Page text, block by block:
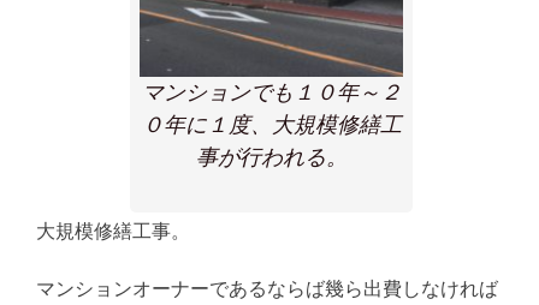
マンションでも１０年～２
０年に１度、大規模修繕工
事が行われる。
大規模修繕工事。
マンションオーナーであるならば幾ら出費しなければ